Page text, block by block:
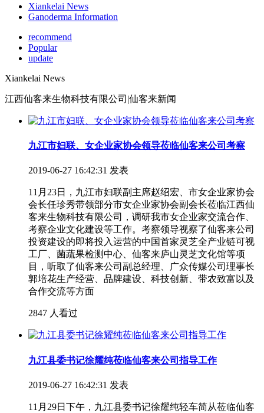
Xiankelai News
Ganoderma Information
recommend
Popular
update
Xiankelai News
江西仙客来生物科技有限公司|仙客来新闻
九江市妇联、女企业家协会领导莅临仙客来公司考察
2019-06-27 16:42:31 发表
11月23日，九江市妇联副主席赵绍宏、市女企业家协会
会长任珍秀带领部分市女企业家协会副会长莅临江西仙
客来生物科技有限公司，调研我市女企业家交流合作、
考察企业文化建设等工作。考察领导视察了仙客来公司
投资建设的即将投入运营的中国首家灵芝全产业链可视
工厂、菌蔬果检测中心、仙客来庐山灵芝文化馆等项
目，听取了仙客来公司副总经理、广众传媒公司理事长
郭培花生产经营、品牌建设、科技创新、带农致富以及
合作交流等方面
2847 人看过
九江县委书记徐耀纯莅临仙客来公司指导工作
2019-06-27 16:42:31 发表
11月29日下午，九江县委书记徐耀纯轻车简从莅临仙客